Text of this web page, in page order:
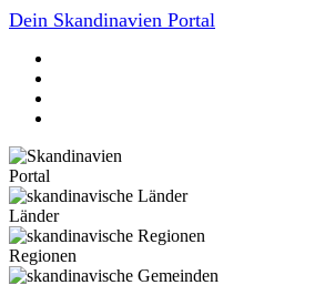
Dein Skandinavien Portal
Portal
Länder
Regionen